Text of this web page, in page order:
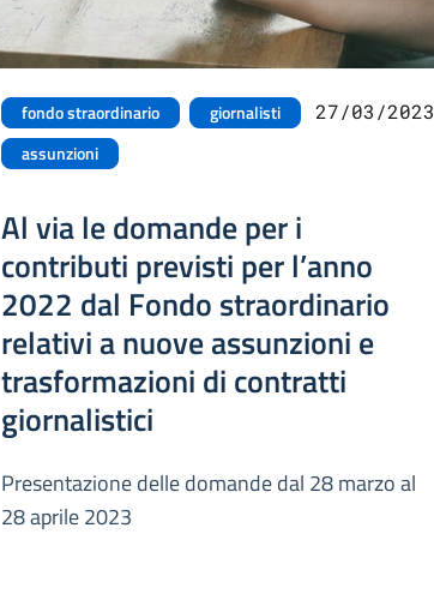
fondo straordinario
giornalisti
assunzioni
27/03/2023
Al via le domande per i
contributi previsti per l’anno
2022 dal Fondo straordinario
relativi a nuove assunzioni e
trasformazioni di contratti
giornalistici
Presentazione delle domande dal 28 marzo al
28 aprile 2023